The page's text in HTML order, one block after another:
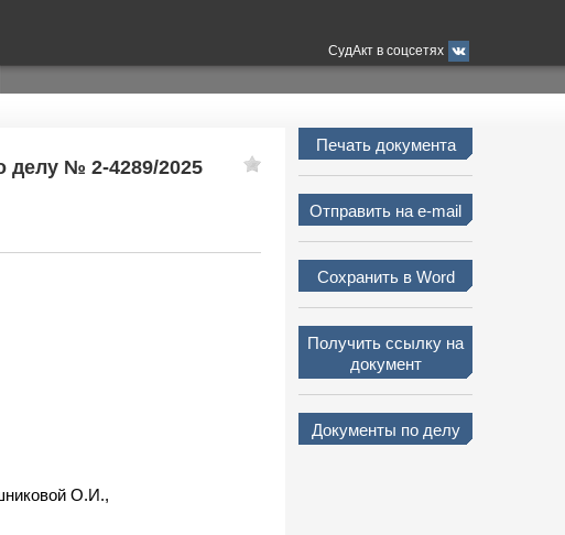
СудАкт в соцсетях
делу № 2-4289/2025
О.И.,
Печать документа
Отправить на e-mail
Сохранить в Word
Получить ссылку на
документ
Документы по делу